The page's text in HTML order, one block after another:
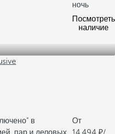
ночь
Посмотреть
наличие
в
От